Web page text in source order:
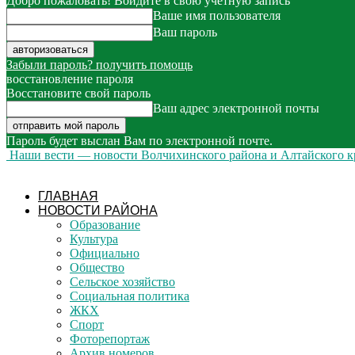
Ваше имя пользователя
Ваш пароль
Забыли пароль? получить помощь
восстановление пароля
Восстановите свой пароль
Ваш адрес электронной почты
Пароль будет выслан Вам по электронной почте.
Наши вести — новости Волчихинского района и Алтайского
ГЛАВНАЯ
НОВОСТИ РАЙОНА
Образование
Культура
Официально
Общество
Сельское хозяйство
Социальная политика
ЖКХ
Спорт
Фоторепортаж